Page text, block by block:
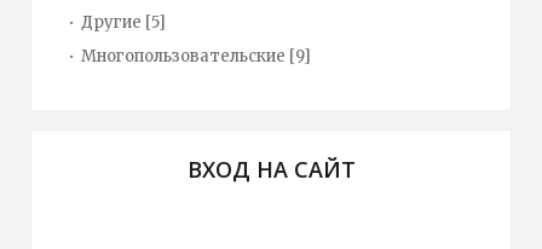
Другие [5]
Многопользовательские [9]
ВХОД НА САЙТ